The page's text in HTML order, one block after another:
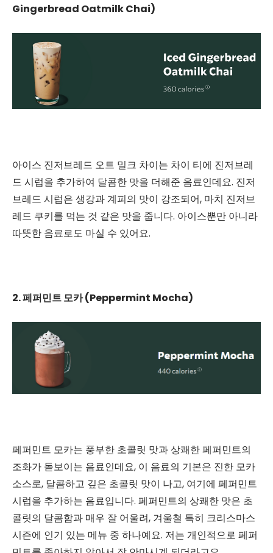
Gingerbread Oatmilk Chai)
아이스 진저브레드 오트 밀크 차이는 차이 티에 진저브레
드 시럽을 추가하여 달콤한 맛을 더해준 음료인데요. 진저
브레드 시럽은 생강과 계피의 맛이 강조되어, 마치 진저브
레드 쿠키를 먹는 것 같은 맛을 줍니다. 아이스뿐만 아니라
따뜻한 음료로도 마실 수 있어요.
2. 페퍼민트 모카 (Peppermint Mocha)
페퍼민트 모카는 풍부한 초콜릿 맛과 상쾌한 페퍼민트의
조화가 돋보이는 음료인데요, 이 음료의 기본은 진한 모카
소스로, 달콤하고 깊은 초콜릿 맛이 나고, 여기에 페퍼민트
시럽을 추가하는 음료입니다. 페퍼민트의 상쾌한 맛은 초
콜릿의 달콤함과 매우 잘 어울려, 겨울철 특히 크리스마스
시즌에 인기 있는 메뉴 중 하나예요. 저는 개인적으로 페퍼